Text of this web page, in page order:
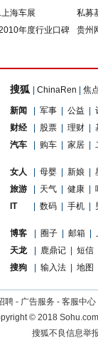
海车展
私募
年度行业口碑
贵州
搜狐 ChinaRen 焦
新闻 军事 公益
财经
股票 理财
汽车
购车 家居
女人 母婴 新娘
旅游
天气 健康
IT
数码 手机
博客 圈子 邮箱
天龙
鹿鼎记
短信
搜狗
输入法 地图
聘 - 广告服务 - 客服中心
©2018
搜狐不良信息举